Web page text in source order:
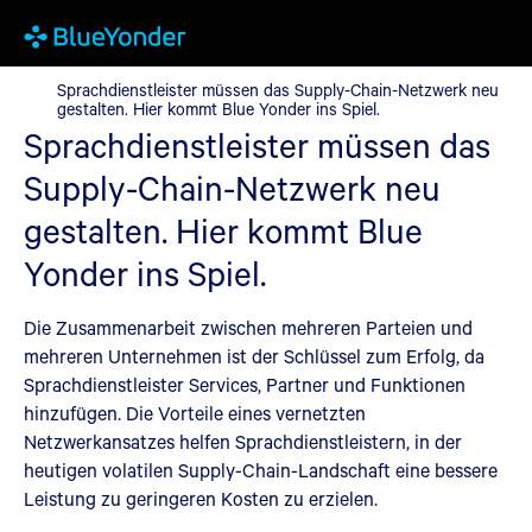
Sprachdienstleister müssen das Supply-Chain-Netzwerk neu
Sprachdienstleister müssen das Supply-Chain-Netzwerk neu
gestalten. Hier kommt Blue Yonder ins Spiel.
Sprachdienstleister müssen das
Supply-Chain-Netzwerk neu
gestalten. Hier kommt Blue
Yonder ins Spiel.
Die Zusammenarbeit zwischen mehreren Parteien und
mehreren Unternehmen ist der Schlüssel zum Erfolg, da
Sprachdienstleister Services, Partner und Funktionen
hinzufügen. Die Vorteile eines vernetzten
Netzwerkansatzes helfen Sprachdienstleistern, in der
heutigen volatilen Supply-Chain-Landschaft eine bessere
Leistung zu geringeren Kosten zu erzielen.